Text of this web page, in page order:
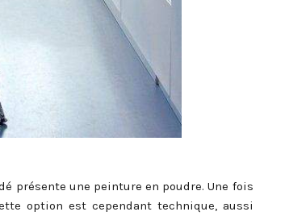
présente une peinture en poudre. Une fois
option est cependant technique, aussi